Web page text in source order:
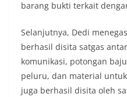
barang bukti terkait
Selanjutnya, Dedi
berhasil disita satgas
komunikasi, potongan
peluru, dan material
juga berhasil disita oleh